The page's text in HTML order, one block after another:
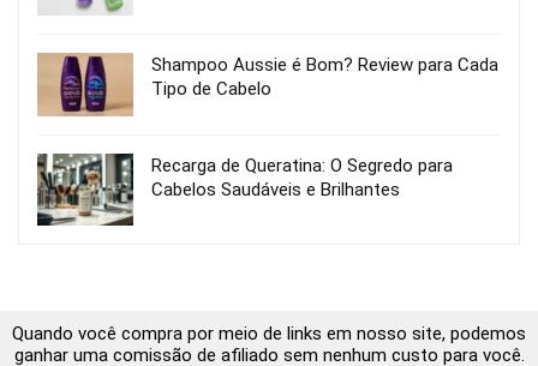
Shampoo Aussie é Bom? Review para Cada
Tipo de Cabelo
Recarga de Queratina: O Segredo para
Cabelos Saudáveis e Brilhantes
Quando você compra por meio de links em nosso site, podemos
ganhar uma comissão de afiliado sem nenhum custo para você.